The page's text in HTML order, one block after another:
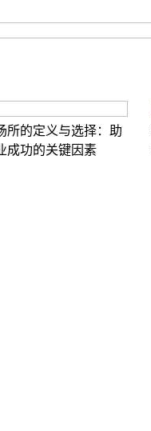
所的定义与选择：助
成功的关键因素